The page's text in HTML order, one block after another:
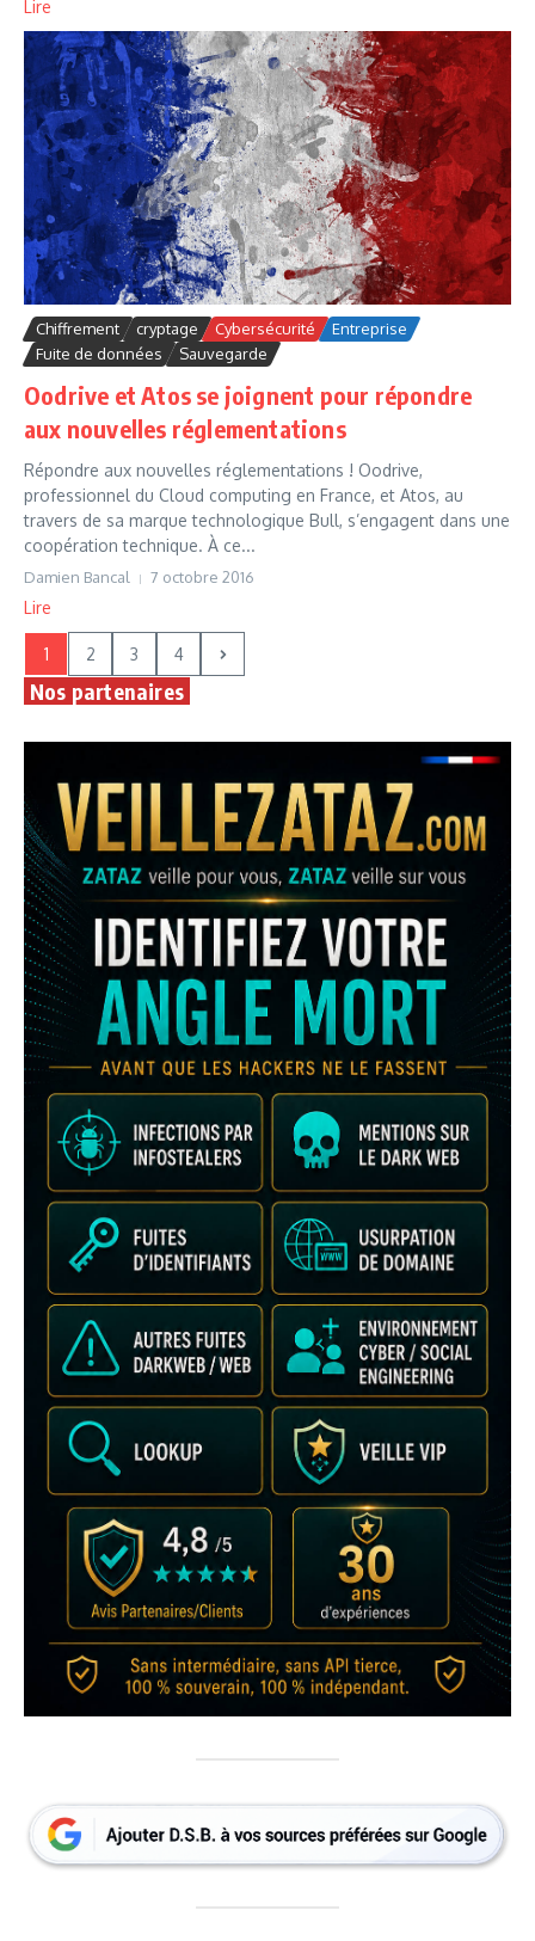
Lire
Chiffrement cryptage Cybersécurité
Entreprise
Fuite de données
Sauvegarde
Oodrive et Atos se joignent pour répondre
aux nouvelles réglementations
Répondre aux nouvelles réglementations ! Oodrive,
professionnel du Cloud computing en France, et Atos, au
travers de sa marque technologique Bull, s’engagent dans une
coopération technique. À ce...
Damien Bancal 7 octobre 2016
Lire
1 2 3 4
Nos partenaires